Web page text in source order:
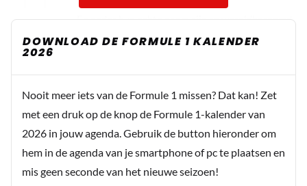
En onder hun echte naam zijn ze wereldberoemd
in Queenstown. Er is zelfs een straat naar ze
het busstation)
Robski
31 oktober 2025 17:59
Met Norris en Piastri op één punt van elkaar, ondanks
Papaya rules, kan dat ook voor hen nog lelijk uitpakken.
DOWNLOAD DE FORMULE 1 KALENDER
2026
Nooit meer iets van de Formule 1 missen? Dat kan! Zet
met een druk op de knop de Formule 1-kalender van
2026 in jouw agenda. Gebruik de button hieronder om
hem in de agenda van je smartphone of pc te plaatsen en
mis geen seconde van het nieuwe seizoen!